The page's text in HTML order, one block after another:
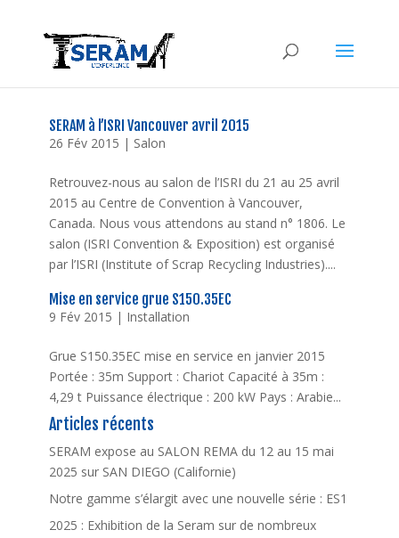
SERAM à l’ISRI Vancouver avril 2015
26 Fév 2015 | Salon
Retrouvez-nous au salon de l’ISRI du 21 au 25 avril
2015 au Centre de Convention à Vancouver,
Canada. Nous vous attendons au stand n° 1806. Le
salon (ISRI Convention & Exposition) est organisé
par l’ISRI (Institute of Scrap Recycling Industries)....
Mise en service grue S150.35EC
9 Fév 2015 | Installation
Grue S150.35EC mise en service en janvier 2015
Portée : 35m Support : Chariot Capacité à 35m :
4,29 t Puissance électrique : 200 kW Pays : Arabie...
Articles récents
SERAM expose au SALON REMA du 12 au 15 mai
2025 sur SAN DIEGO (Californie)
Notre gamme s’élargit avec une nouvelle série : ES1
2025 : Exhibition de la Seram sur de nombreux